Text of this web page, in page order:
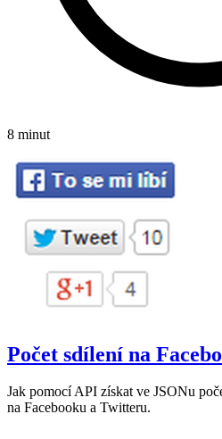
8 minut
Počet sdílení na
Jak pomocí API získat ve JSONu
na Facebooku a Twitteru.